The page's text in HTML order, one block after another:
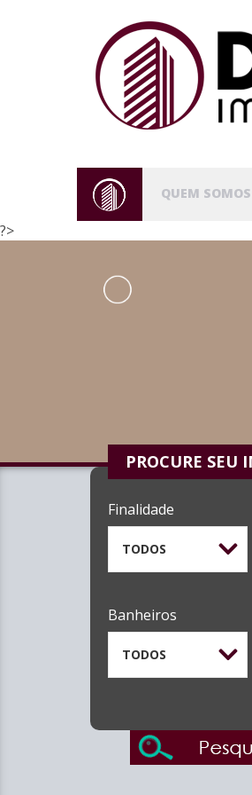
QUEM SOMOS
?>
PROCURE SEU
Finalidade
TODOS
Banheiros
TODOS